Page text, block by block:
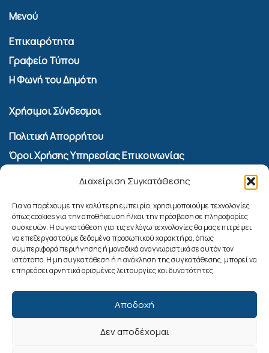
Διαχείριση Συγκατάθεσης
Για να παρέχουμε την καλύτερη εμπειρία, χρησιμοποιούμε τεχνολογίες
όπως cookies για την αποθήκευση ή/και την πρόσβαση σε πληροφορίες
συσκευών. Η συγκατάθεση για τις εν λόγω τεχνολογίες θα μας επιτρέψει
να επεξεργαστούμε δεδομένα προσωπικού χαρακτήρα, όπως
συμπεριφορά περιήγησης ή μοναδικά αναγνωριστικά σε αυτόν τον
ιστότοπο. Η μη συγκατάθεση ή η ανάκληση της συγκατάθεσης, μπορεί να
επηρεάσει αρνητικά ορισμένες λειτουργίες και δυνατότητες.
Αποδοχή
Δεν αποδέχομαι
Μενού
Επικαιρότητα
Γραφείο Τύπου
Η Φωνή του Δημότη
Χρήσιμοι Σύνδεσμοι
Πολιτική Απορρήτου
Όροι Χρήσης Υπηρεσίας Επικοινωνίας
Πολιτική Cookies (ΕΕ)
Αναζήτηση